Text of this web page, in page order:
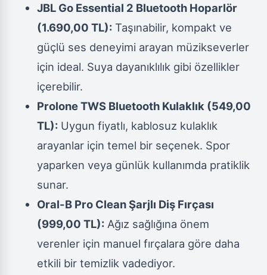
JBL Go Essential 2 Bluetooth Hoparlör
(1.690,00 TL): Taşınabilir, kompakt ve
güçlü ses deneyimi arayan müzikseverler
için ideal. Suya dayanıklılık gibi özellikler
içerebilir.
Prolone TWS Bluetooth Kulaklık (549,00
TL): Uygun fiyatlı, kablosuz kulaklık
arayanlar için temel bir seçenek. Spor
yaparken veya günlük kullanımda pratiklik
sunar.
Oral-B Pro Clean Şarjlı Diş Fırçası
(999,00 TL): Ağız sağlığına önem
verenler için manuel fırçalara göre daha
etkili bir temizlik vadediyor.